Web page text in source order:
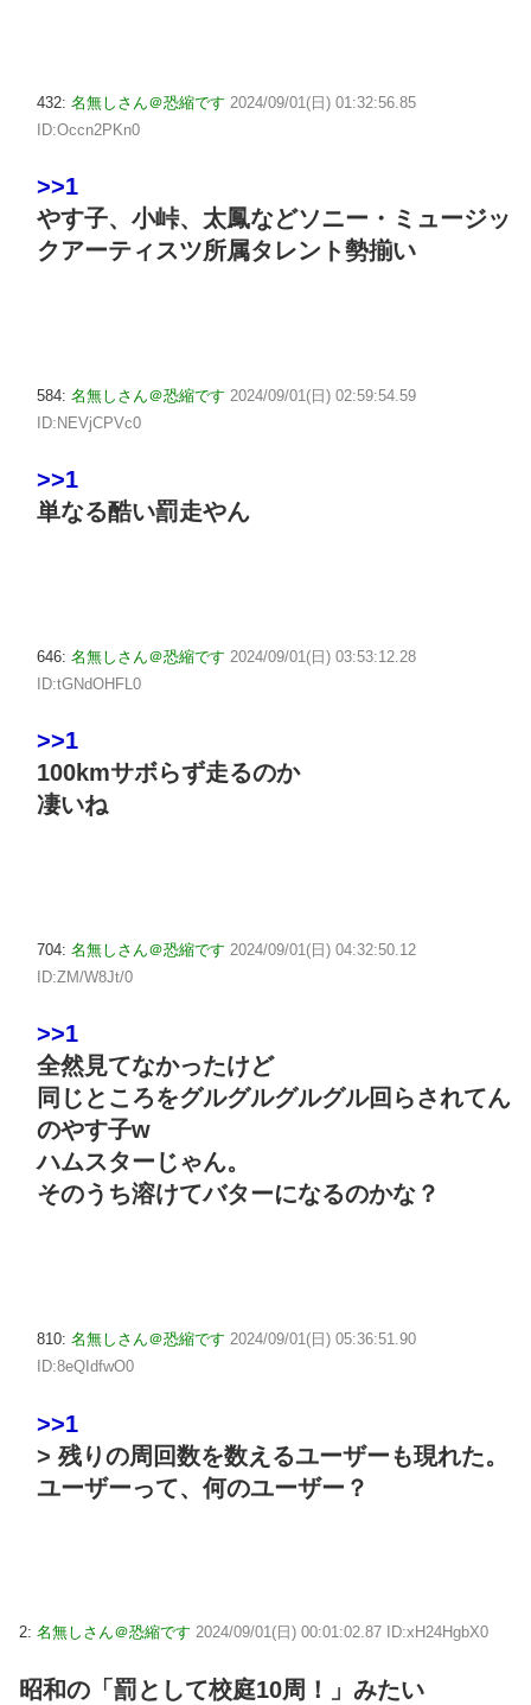
432: 名無しさん＠恐縮です 2024/09/01(日) 01:32:56.85
ID:Occn2PKn0
>>1
やす子、小峠、太鳳などソニー・ミュージッ
クアーティスツ所属タレント勢揃い
584: 名無しさん＠恐縮です 2024/09/01(日) 02:59:54.59
ID:NEVjCPVc0
>>1
単なる酷い罰走やん
646: 名無しさん＠恐縮です 2024/09/01(日) 03:53:12.28
ID:tGNdOHFL0
>>1
100kmサボらず走るのか
凄いね
704: 名無しさん＠恐縮です 2024/09/01(日) 04:32:50.12
ID:ZM/W8Jt/0
>>1
全然見てなかったけど
同じところをグルグルグルグル回らされてん
のやす子w
ハムスターじゃん。
そのうち溶けてバターになるのかな？
810: 名無しさん＠恐縮です 2024/09/01(日) 05:36:51.90
ID:8eQIdfwO0
>>1
> 残りの周回数を数えるユーザーも現れた。
ユーザーって、何のユーザー？
2: 名無しさん＠恐縮です 2024/09/01(日) 00:01:02.87 ID:xH24HgbX0
昭和の「罰として校庭10周！」みたい